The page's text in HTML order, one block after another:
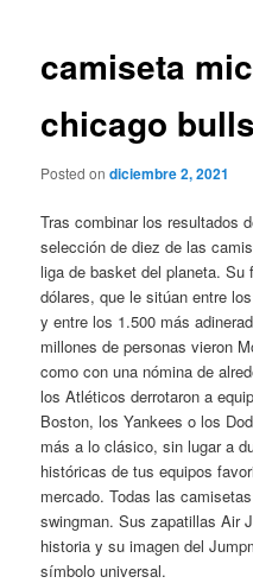
camiseta
chicago
Posted ondiciembre 2, 2021
Tras combinar los resultados
selección de diez de las
liga de basket del planeta. Su
dólares, que le sitúan entre
y entre los 1.500 más
millones de personas vieron
como con una nómina de
los Atléticos derrotaron a
Boston, los Yankees o los
más a lo clásico, sin lugar a
históricas de tus equipos
mercado. Todas las
swingman. Sus zapatillas Air
historia y su imagen del
símbolo universal.